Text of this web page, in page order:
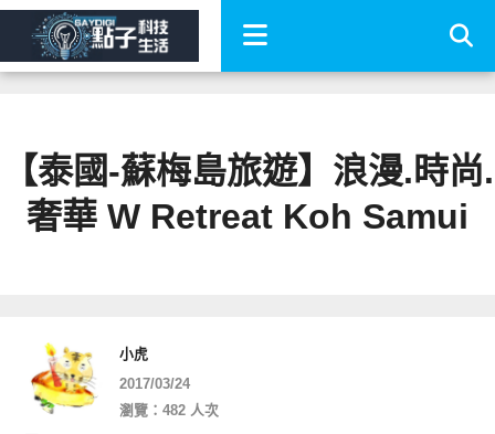
【泰國-蘇梅島旅遊】浪漫.時尚.
奢華 W Retreat Koh Samui
小虎
2017/03/24
瀏覽：482 人次